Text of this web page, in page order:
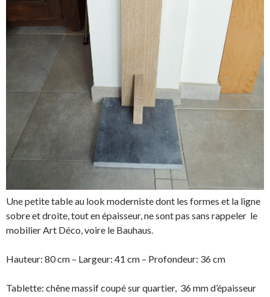
Une petite table au look moderniste dont les formes et la ligne
sobre et droite, tout en épaisseur, ne sont pas sans rappeler le
mobilier Art Déco, voire le Bauhaus.
Hauteur: 80 cm – Largeur: 41 cm – Profondeur: 36 cm
Tablette: chêne massif coupé sur quartier, 36 mm d’épaisseur